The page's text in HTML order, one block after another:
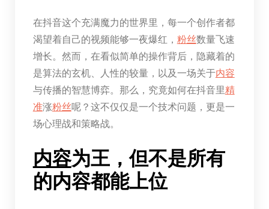
在抖音这个充满魔力的世界里，每一个创作者都
渴望着自己的视频能够一夜爆红， 粉丝数量飞速
增长。然而，在看似简单的操作背后，隐藏着的
是算法的玄机、人性的较量，以及一场关于内容
与传播的智慧博弈。那么，究竟如何在抖音里精
准涨粉丝呢？这不仅仅是一个技术问题，更是一
场心理战和策略战。
内容为王，但不是所有
的内容都能上位